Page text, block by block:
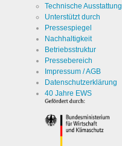
Technische Ausstattung
Unterstützt durch
Pressespiegel
Nachhaltigkeit
Betriebsstruktur
Pressebereich
Impressum / AGB
Datenschutzerklärung
40 Jahre EWS